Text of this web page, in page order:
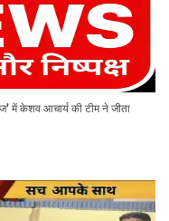
में केशव आचार्य की टीम ने जीता